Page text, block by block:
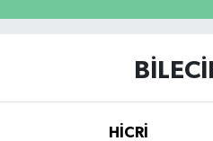
HİCRİ